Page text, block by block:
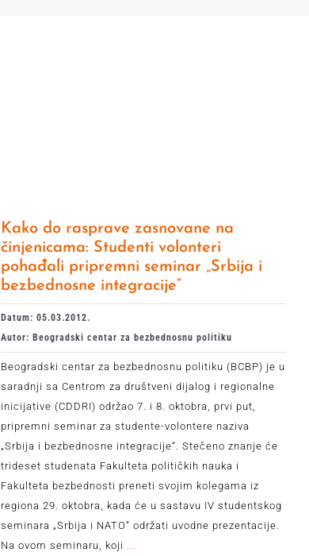
Kako do rasprave zasnovane na
činjenicama: Studenti volonteri
pohađali pripremni seminar „Srbija i
bezbednosne integracije“
Datum: 05.03.2012.
Autor: Beogradski centar za bezbednosnu politiku
Beogradski centar za bezbednosnu politiku (BCBP) je u
saradnji sa Centrom za društveni dijalog i regionalne
inicijative (CDDRI) održao 7. i 8. oktobra, prvi put,
pripremni seminar za studente-volontere naziva
„Srbija i bezbednosne integracije“. Stečeno znanje će
trideset studenata Fakulteta političkih nauka i
Fakulteta bezbednosti preneti svojim kolegama iz
regiona 29. oktobra, kada će u sastavu IV studentskog
seminara „Srbija i NATO“ održati uvodne prezentacije.
Na ovom seminaru, koji ...